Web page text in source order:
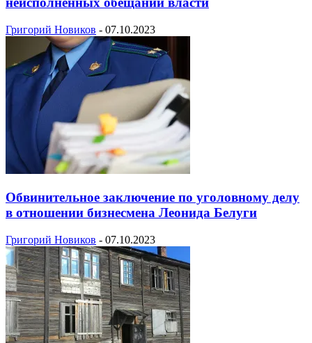
Григорий Новиков - 07.10.2023
Обвинительное заключение по уголовному делу
в отношении бизнесмена Леонида Белуги
Григорий Новиков - 07.10.2023